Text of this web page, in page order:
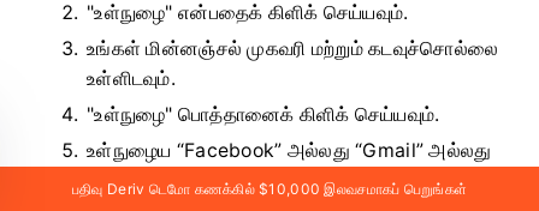
"உள்நுழை" என்பதைக் கிளிக் செய்யவும்.
உங்கள் மின்னஞ்சல் முகவரி மற்றும் கடவுச்சொல்லை
உள்ளிடவும்.
"உள்நுழை" பொத்தானைக் கிளிக் செய்யவும்.
உள்நுழைய “Facebook” அல்லது “Gmail” அல்லது
“Apple” என்பதைக் கிளிக் செய்யவும்.
பதிவு Deriv டெமோ கணக்கில் $10,000 இலவசமாகப் பெறுங்கள்